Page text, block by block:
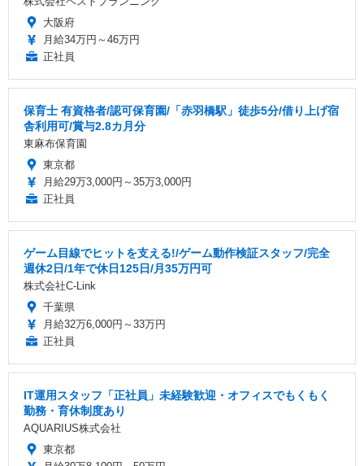
大阪府
月給34万円～46万円
正社員
保育士 有資格者/認可保育園/「赤羽橋駅」徒歩5分/借り上げ宿
舎利用可/賞与2.8カ月分
東麻布保育園
東京都
月給29万3,000円～35万3,000円
正社員
ゲーム目線でヒットを支える!/ゲーム動作検証スタッフ/完全
週休2日/1年で休日125日/月35万円可
株式会社C-Link
千葉県
月給32万6,000円～33万円
正社員
IT運用スタッフ「正社員」未経験歓迎・オフィスでもくもく
勤務・育休制度あり
AQUARIUS株式会社
東京都